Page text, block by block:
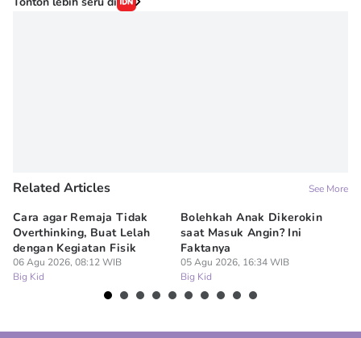
Related Articles See More
Cara agar Remaja Tidak
Overthinking, Buat Lelah
dengan Kegiatan Fisik
06 Agu 2026, 08:12 WIB
Big Kid
Bolehkah Anak Dikerokin
saat Masuk Angin? Ini
Faktanya
05 Agu 2026, 16:34 WIB
Big Kid